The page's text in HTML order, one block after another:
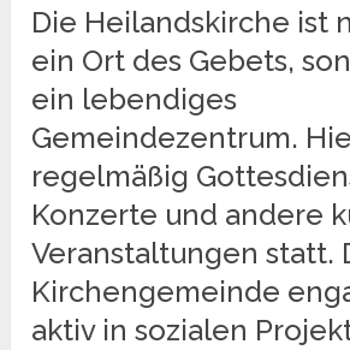
Die Heilandskirche ist
ein Ort des Gebets,
ein lebendiges
Gemeindezentrum.
regelmäßig
Konzerte und andere
Veranstaltungen statt.
Kirchengemeinde
aktiv in sozialen